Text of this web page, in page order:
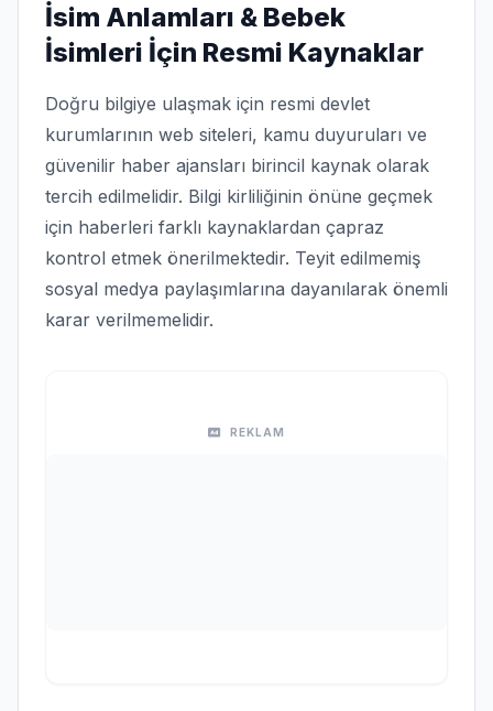
İsim Anlamları & Bebek
İsimleri İçin Resmi Kaynaklar
Doğru bilgiye ulaşmak için resmi devlet
kurumlarının web siteleri, kamu duyuruları ve
güvenilir haber ajansları birincil kaynak olarak
tercih edilmelidir. Bilgi kirliliğinin önüne geçmek
için haberleri farklı kaynaklardan çapraz
kontrol etmek önerilmektedir. Teyit edilmemiş
sosyal medya paylaşımlarına dayanılarak önemli
karar verilmemelidir.
REKLAM